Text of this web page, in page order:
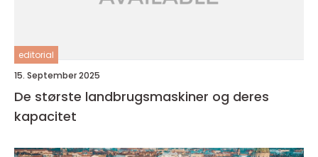
editorial
15. September 2025
De største landbrugsmaskiner og deres
kapacitet